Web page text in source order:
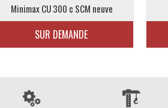
Minimax CU 300 c SCM neuve
SUR DEMANDE